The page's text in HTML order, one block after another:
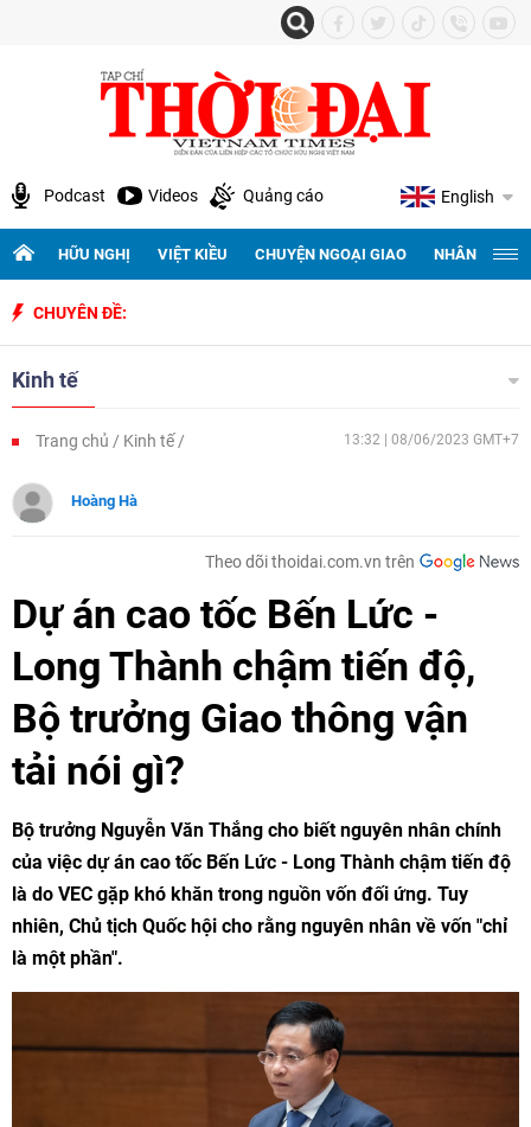
Podcast Videos Quảng cáo English
HỮU NGHỊ VIỆT KIỀU CHUYỆN NGOẠI GIAO NHÂN
CHUYÊN ĐỀ:
Kinh tế
Trang chủ Kinh tế 13:32 | 08/06/2023 GMT+7
Hoàng Hà
Theo dõi thoidai.com.vn trên
Dự án cao tốc Bến Lức -
Long Thành chậm tiến độ,
Bộ trưởng Giao thông vận
tải nói gì?
Bộ trưởng Nguyễn Văn Thắng cho biết nguyên nhân chính
của việc dự án cao tốc Bến Lức - Long Thành chậm tiến độ
là do VEC gặp khó khăn trong nguồn vốn đối ứng. Tuy
nhiên, Chủ tịch Quốc hội cho rằng nguyên nhân về vốn "chỉ
là một phần".